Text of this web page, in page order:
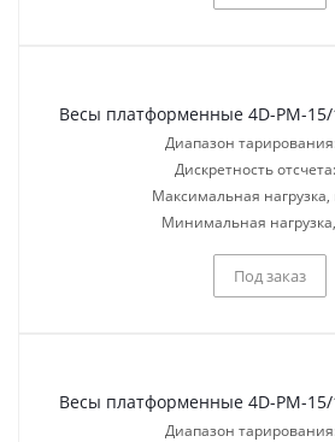
Весы платформенные 4D-PM-15/
Диапазон
Дискретность отсчета:
Максимальная нагрузка,
Минимальная нагрузка,
Под заказ
Весы платформенные 4D-PM-15/
Диапазон